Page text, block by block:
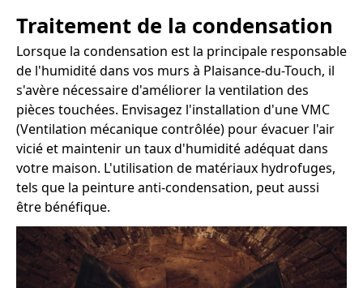
Traitement de la condensation
Lorsque la condensation est la principale responsable
de l'humidité dans vos murs à Plaisance-du-Touch, il
s'avère nécessaire d'améliorer la ventilation des
pièces touchées. Envisagez l'installation d'une VMC
(Ventilation mécanique contrôlée) pour évacuer l'air
vicié et maintenir un taux d'humidité adéquat dans
votre maison. L'utilisation de matériaux hydrofuges,
tels que la peinture anti-condensation, peut aussi
être bénéfique.